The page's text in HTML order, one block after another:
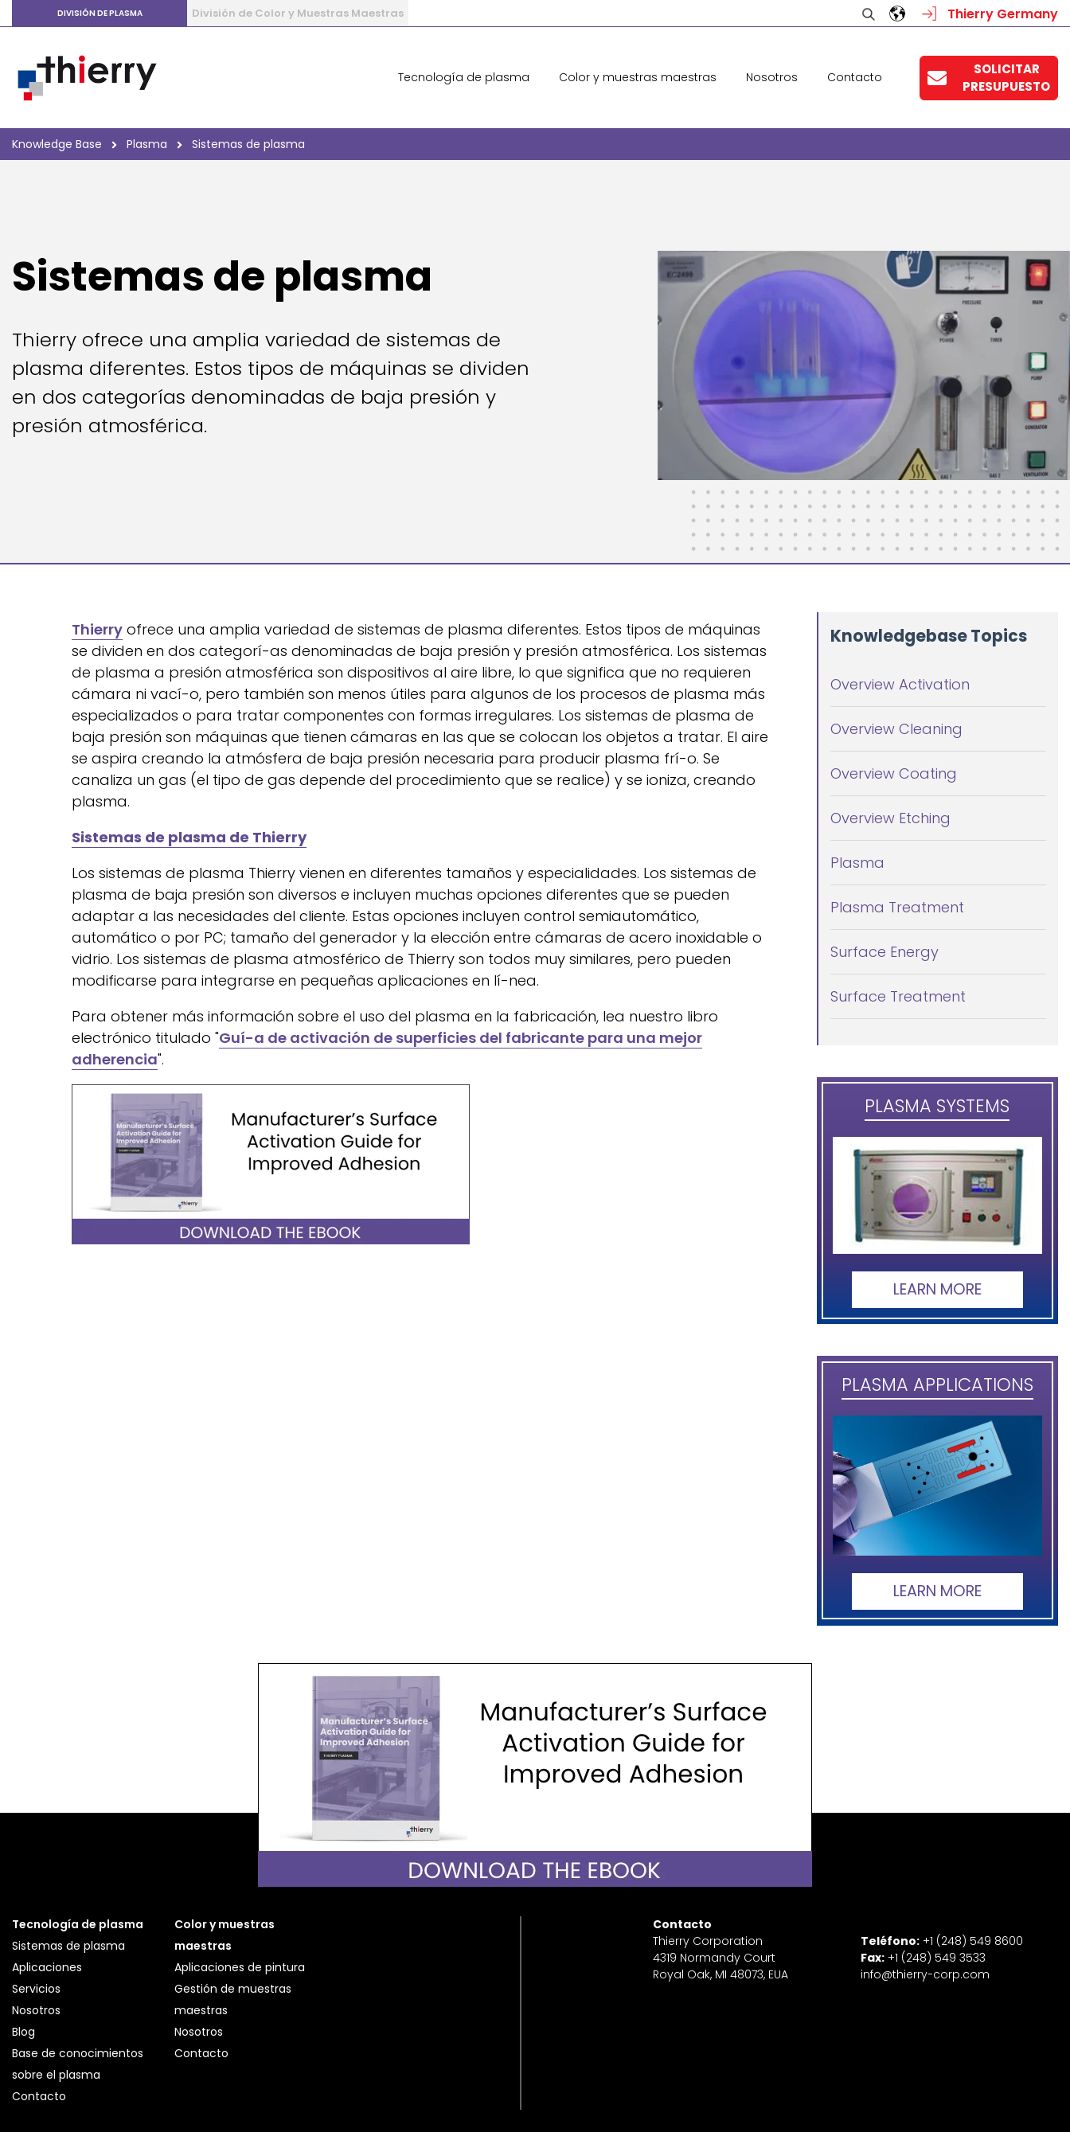
DIVISIÓN DE PLASMA División de Color y Muestras Maestras Thierry Germany
Tecnología de plasma Color y muestras maestras Nosotros Contacto
SOLICITAR
PRESUPUESTO
Knowledge Base Plasma Sistemas de plasma
Sistemas de plasma
Thierry ofrece una amplia variedad de sistemas de
plasma diferentes. Estos tipos de máquinas se dividen
en dos categorías denominadas de baja presión y
presión atmosférica.
Thierry ofrece una amplia variedad de sistemas de plasma diferentes. Estos tipos de máquinas
se dividen en dos categorí-as denominadas de baja presión y presión atmosférica. Los sistemas
de plasma a presión atmosférica son dispositivos al aire libre, lo que significa que no requieren
cámara ni vací-o, pero también son menos útiles para algunos de los procesos de plasma más
especializados o para tratar componentes con formas irregulares. Los sistemas de plasma de
baja presión son máquinas que tienen cámaras en las que se colocan los objetos a tratar. El aire
se aspira creando la atmósfera de baja presión necesaria para producir plasma frí-o. Se
canaliza un gas (el tipo de gas depende del procedimiento que se realice) y se ioniza, creando
plasma.
Sistemas de plasma de Thierry
Los sistemas de plasma Thierry vienen en diferentes tamaños y especialidades. Los sistemas de
plasma de baja presión son diversos e incluyen muchas opciones diferentes que se pueden
adaptar a las necesidades del cliente. Estas opciones incluyen control semiautomático,
automático o por PC; tamaño del generador y la elección entre cámaras de acero inoxidable o
vidrio. Los sistemas de plasma atmosférico de Thierry son todos muy similares, pero pueden
modificarse para integrarse en pequeñas aplicaciones en lí-nea.
Para obtener más información sobre el uso del plasma en la fabricación, lea nuestro libro
electrónico titulado "Guí-a de activación de superficies del fabricante para una mejor
adherencia".
Knowledgebase Topics
Overview Activation
Overview Cleaning
Overview Coating
Overview Etching
Plasma
Plasma Treatment
Surface Energy
Surface Treatment
PLASMA SYSTEMS
LEARN MORE
PLASMA APPLICATIONS
LEARN MORE
Tecnología de plasma
Sistemas de plasma
Aplicaciones
Servicios
Nosotros
Blog
Base de conocimientos
sobre el plasma
Contacto
Color y muestras
maestras
Aplicaciones de pintura
Gestión de muestras
maestras
Nosotros
Contacto
Contacto
Thierry Corporation
4319 Normandy Court
Royal Oak, MI 48073, EUA
Teléfono: +1 (248) 549 8600
Fax: +1 (248) 549 3533
info@thierry-corp.com